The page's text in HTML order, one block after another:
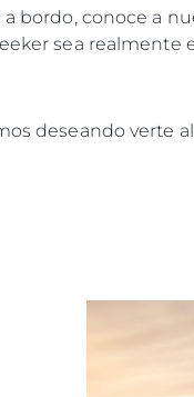
a bordo, conoce a
sea realmente
deseando verte